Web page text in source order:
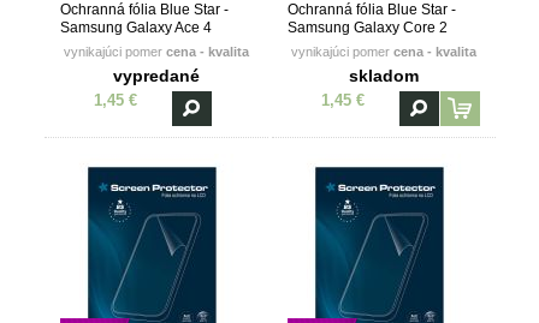
Ochranná fólia Blue Star -
Samsung Galaxy Ace 4
(G357FZ)
vynikajúci pomer cena - kvalita
vypredané
1,45 €
Ochranná fólia Blue Star -
Samsung Galaxy Core 2
(G355H)
vynikajúci pomer cena - kvalita
skladom
1,45 €